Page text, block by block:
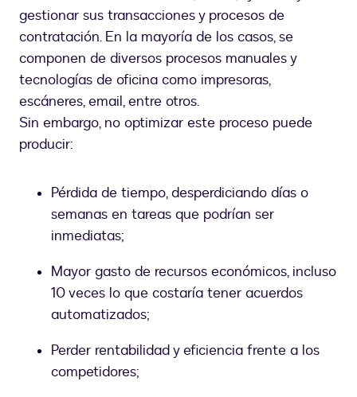
gestionar sus transacciones y procesos de
contratación. En la mayoría de los casos, se
componen de diversos procesos manuales y
tecnologías de oficina como impresoras,
escáneres, email, entre otros.
Sin embargo, no optimizar este proceso puede
producir:
Pérdida de tiempo, desperdiciando días o
semanas en tareas que podrían ser
inmediatas;
Mayor gasto de recursos económicos, incluso
10 veces lo que costaría tener acuerdos
automatizados;
Perder rentabilidad y eficiencia frente a los
competidores;